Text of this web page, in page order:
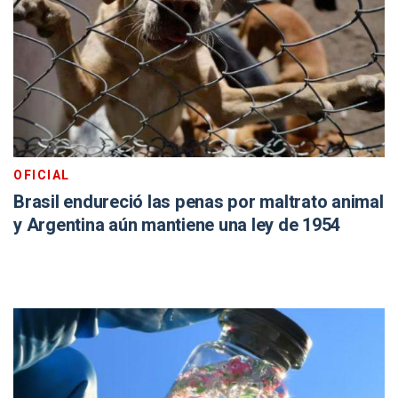
OFICIAL
Brasil endureció las penas por maltrato animal
y Argentina aún mantiene una ley de 1954